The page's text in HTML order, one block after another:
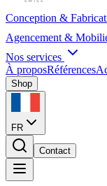
Conception &
Agencement &
Nos services
À proposRéférences
Shop
FR
Contact